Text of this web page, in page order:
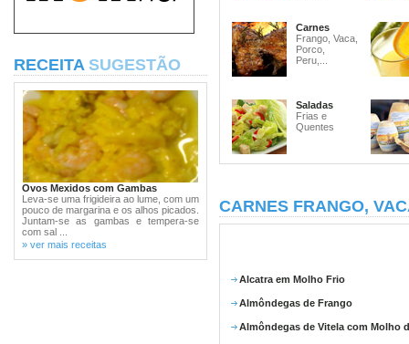
RECEITA SUGESTÃO
Ovos Mexidos com Gambas
Leva-se uma frigideira ao lume, com um
pouco de margarina e os alhos picados.
Juntam-se as gambas e tempera-se
com sal ...
» ver mais receitas
Carnes
Frango, Vaca,
Porco,
Peru,...
Saladas
Frias e
Quentes
CARNES FRANGO,
Alcatra em Molho Frio
Almôndegas de Frango
Almôndegas de Vitela com Molho